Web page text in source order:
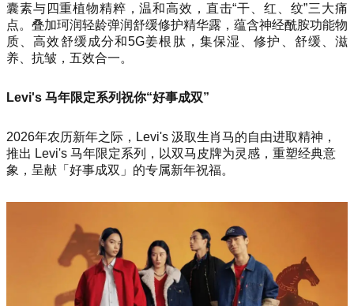
囊素与四重植物精粹，温和高效，直击“干、红、纹”三大痛
点。叠加珂润轻龄弹润舒缓修护精华露，蕴含神经酰胺功能物
质、高效舒缓成分和5G姜根肽，集保湿、修护、舒缓、滋
养、抗皱，五效合一。
Levi's 马年限定系列祝你“好事成双”
2026年农历新年之际，Levi's 汲取生肖马的自由进取精神，
推出 Levi's 马年限定系列，以双马皮牌为灵感，重塑经典意
象，呈献「好事成双」的专属新年祝福。